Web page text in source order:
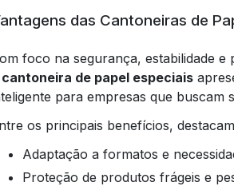
das Cantoneiras de
foco na segurança, estabilidade
cantoneira de papel especiais
para empresas que buscam
os principais benefícios,
Adaptação a formatos e
Proteção de produtos frágeis e